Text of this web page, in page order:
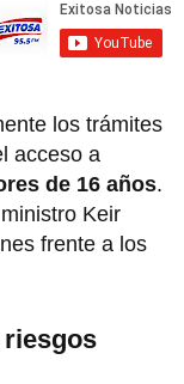
los trámites
acceso a
de 16 años.
Keir
frente a los
riesgos